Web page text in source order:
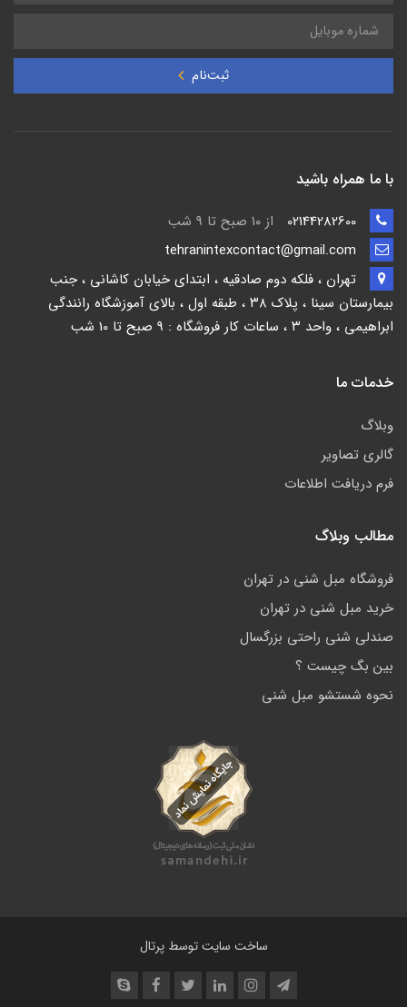
ثبت‌نام
با ما همراه باشید
از ۱۰ صبح تا 9 شب
تهران ، فلکه دوم صادقیه ، ابتدای خیابان کاشانی ، جنب
بیمارستان سینا ، پلاک ۳۸ ، طبقه اول ، بالای آموزشگاه رانندگی
ابراهیمی ، واحد ۳ ، ساعات کار فروشگاه : 9 صبح تا 10 شب
خدمات ما
وبلاگ
گالری تصاویر
فرم دریافت اطلاعات
مطالب وبلاگ
فروشگاه مبل شنی در تهران
خرید مبل شنی در تهران
صندلی شنی راحتی بزرگسال
بین بگ چیست ؟
نحوه شستشو مبل شنی
ساخت سایت توسطپرتال